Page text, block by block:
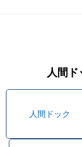
人間ド
人間ドック